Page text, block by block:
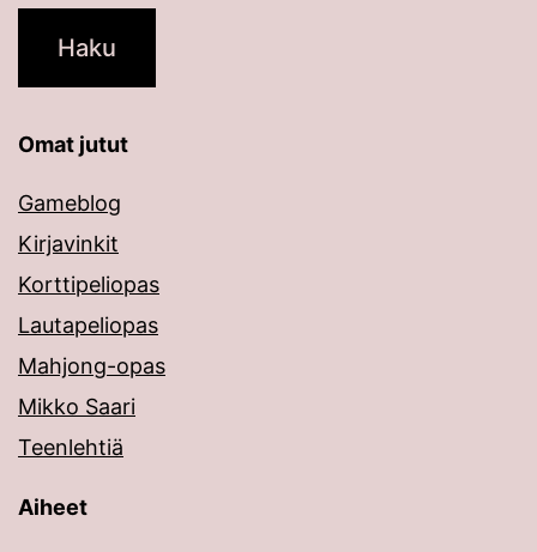
Omat jutut
Gameblog
Kirjavinkit
Korttipeliopas
Lautapeliopas
Mahjong-opas
Mikko Saari
Teenlehtiä
Aiheet